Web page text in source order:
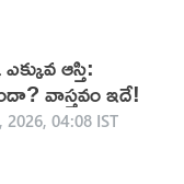
ఆస్తి:
వాస్తవం ఇదే!
2026, 04:08 IST